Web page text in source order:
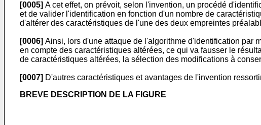
[0005] A cet effet, on prévoit, selon l'invention, un procédé
et de valider l'identification en fonction d'un nombre de
d'altérer des caractéristiques de l'une des deux empreintes
[0006] Ainsi, lors d'une attaque de l'algorithme d'identification par
en compte des caractéristiques altérées, ce qui va fausser le
de caractéristiques altérées, la sélection des modifications à
[0007] D'autres caractéristiques et avantages de l'invention
BREVE DESCRIPTION DE LA FIGURE